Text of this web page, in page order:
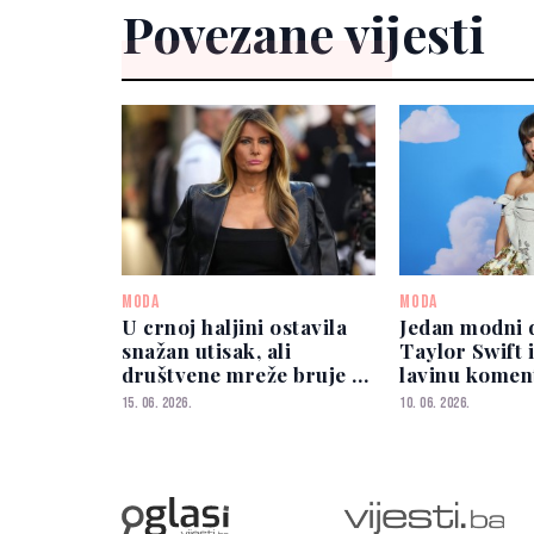
Povezane vijesti
MODA
U crnoj haljini ostavila
snažan utisak, ali
društvene mreže bruje o
Melanijinom
15. 06. 2026.
MODA
Jedan modni
Taylor Swift
lavinu
premijeri
10. 06. 2026.